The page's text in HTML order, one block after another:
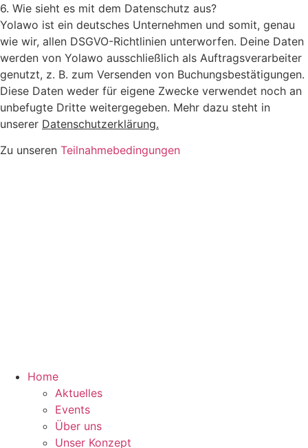
6. Wie sieht es mit dem Datenschutz aus?
Yolawo ist ein deutsches Unternehmen und somit, genau
wie wir, allen DSGVO-Richtlinien unterworfen. Deine Daten
werden von Yolawo ausschließlich als Auftragsverarbeiter
genutzt, z. B. zum Versenden von Buchungsbestätigungen.
Diese Daten weder für eigene Zwecke verwendet noch an
unbefugte Dritte weitergegeben. Mehr dazu steht in
unserer Datenschutzerklärung.
Zu unseren Teilnahmebedingungen
Home
Aktuelles
Events
Über uns
Unser Konzept